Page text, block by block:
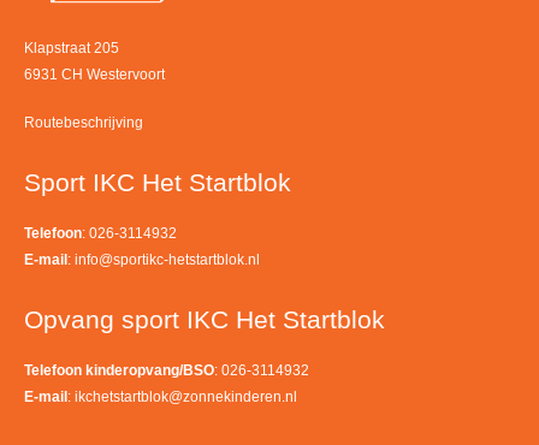
Klapstraat 205
6931 CH Westervoort
Routebeschrijving
Sport IKC Het Startblok
Telefoon: 026-3114932
E-mail : info@sportikc-hetstartblok.nl
Opvang sport IKC Het Startblok
Telefoon kinderopvang/BSO: 026-3114932
E-mail : ikchetstartblok@zonnekinderen.nl